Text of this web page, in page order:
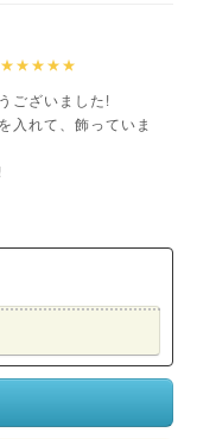
★★★★★
ございました!
入れて、飾っていま